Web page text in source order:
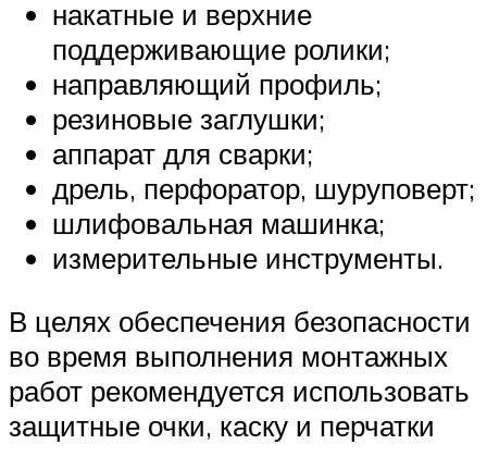
накатные и верхние
поддерживающие ролики;
направляющий профиль;
резиновые заглушки;
аппарат для сварки;
дрель, перфоратор, шуруповерт;
шлифовальная машинка;
измерительные инструменты.
В целях обеспечения безопасности
во время выполнения монтажных
работ рекомендуется использовать
защитные очки, каску и перчатки